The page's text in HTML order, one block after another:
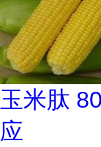
玉米肽
应